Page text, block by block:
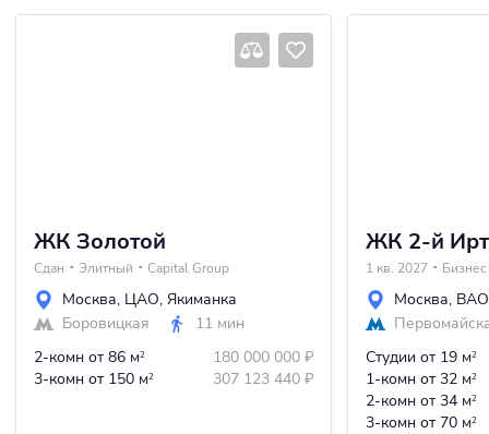
ЖК Золотой
Сдан Элитный Capital Group
Москва, ЦАО, Якиманка
Боровицкая
11 мин
2-комн от 86 м2 180 000 000 ₽
3-комн от 150 м2 307 123 440 ₽
ЖК 2-й
1 кв. 2027 Бизнес
Москва, ВАО
Студии от 19 м2
1-комн от 32 м2
2-комн от 34 м2
3-комн от 70 м2